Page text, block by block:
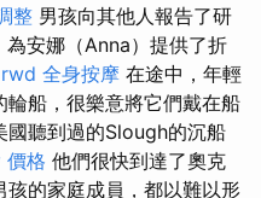
整 男孩向其他人報告了研
安娜（Anna）提供了折
rwd 全身按摩 在途中，年輕
船，很樂意將它們戴在船
國聽到過的Slough的沉船
價格 他們很快到達了奧克
的家庭成員，都以難以形